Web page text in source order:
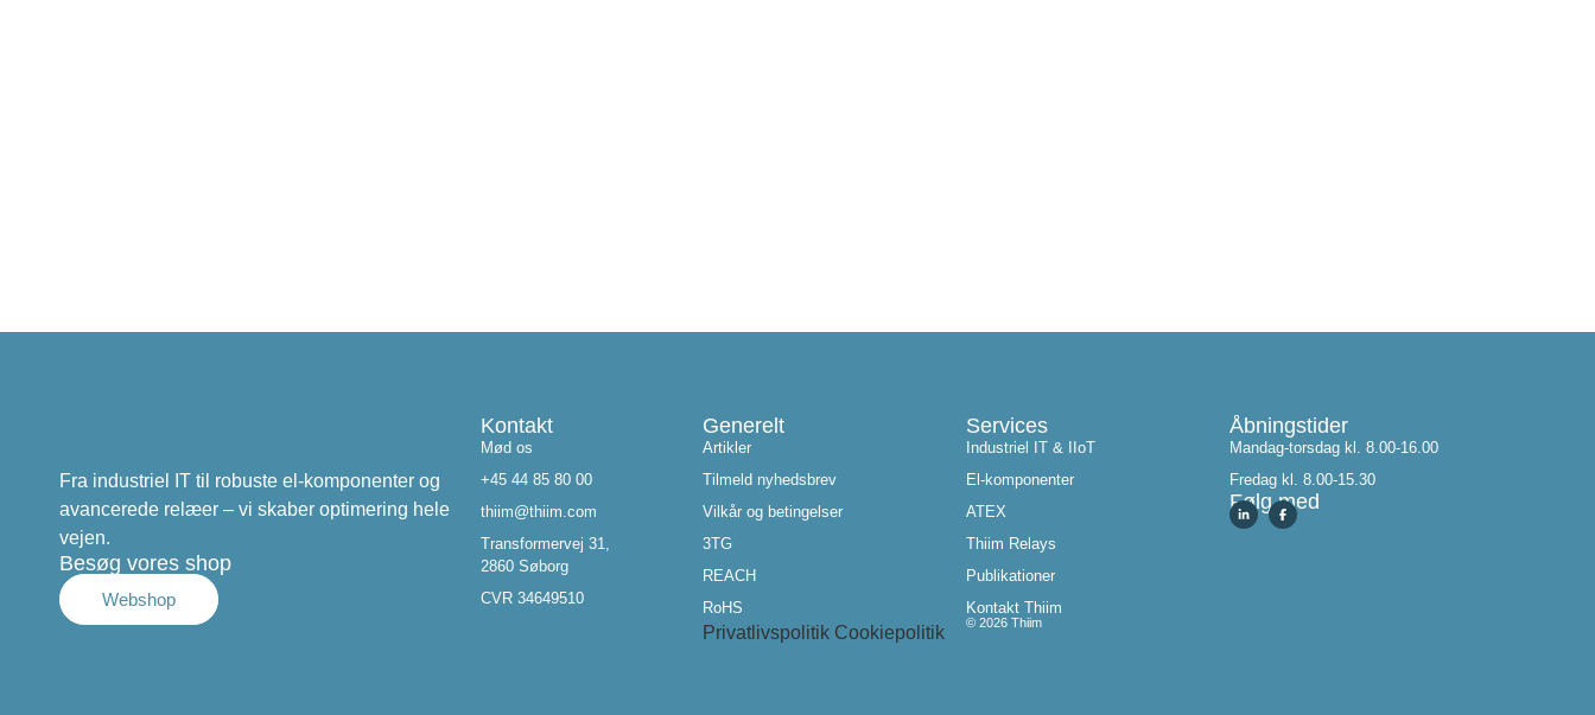
Fra industriel IT til robuste el-komponenter og
avancerede relæer – vi skaber optimering hele
vejen.
Besøg vores shop
Webshop
Kontakt
Mød os
+45 44 85 80 00
thiim@thiim.com
Transformervej 31,
2860 Søborg
CVR 34649510
Generelt
Artikler
Tilmeld nyhedsbrev
Vilkår og betingelser
3TG
REACH
RoHS
Privatlivspolitik Cookiepolitik
Services
Industriel IT & IIoT
El-komponenter
ATEX
Thiim Relays​
Publikationer
Kontakt Thiim
© 2026 Thiim
Åbningstider
Mandag-torsdag kl. 8.00-16.00
Fredag kl. 8.00-15.30
Følg med